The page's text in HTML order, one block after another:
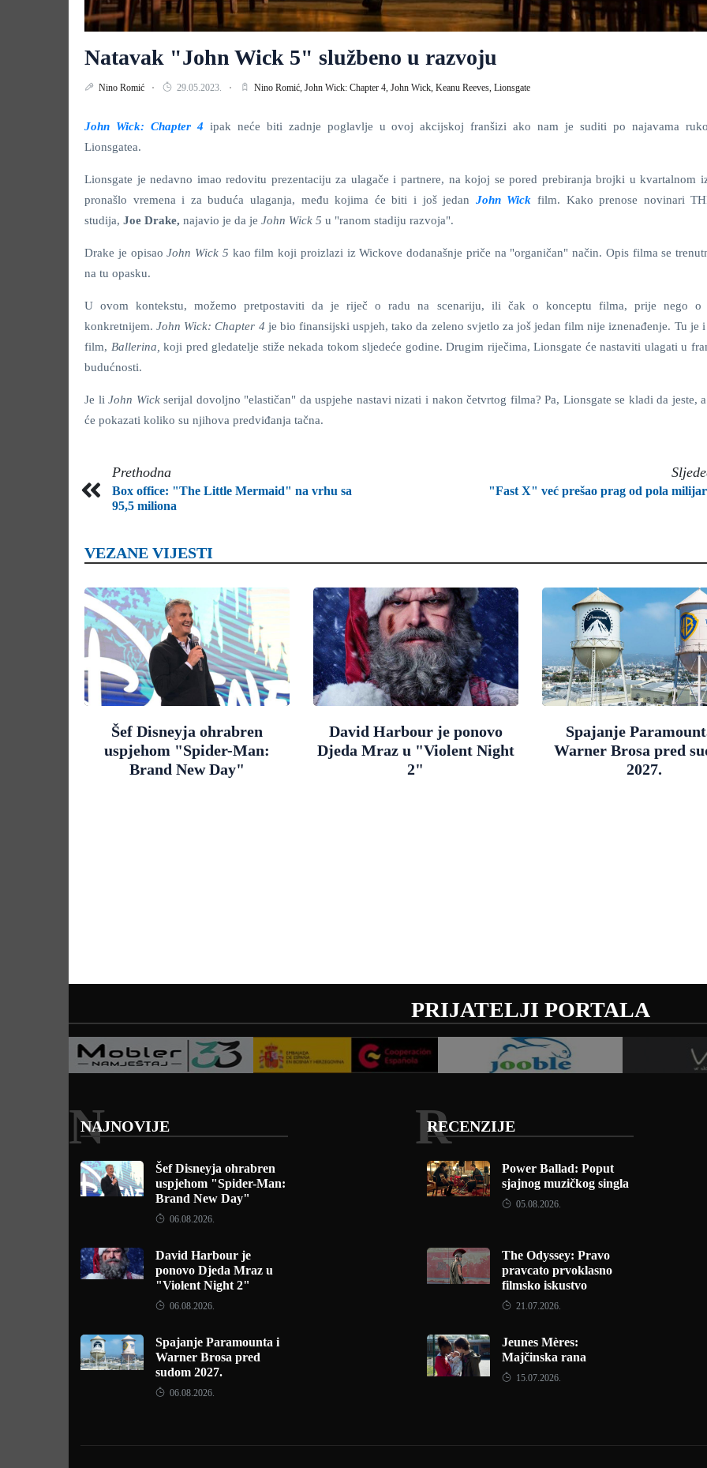
Natavak "John Wick 5" službeno u razvoju
Nino Romić 29.05.2023. Nino Romić, John Wick: Chapter 4, John Wick, Keanu Reeves, Lionsgate
John Wick: Chapter 4 ipak neće biti zadnje poglavlje u ovoj akcijskoj franšizi ako nam je suditi po najavama
Lionsgatea.
Lionsgate je nedavno imao redovitu prezentaciju za ulagače i partnere, na kojoj se pored prebiranja brojki u kvartalnom
pronašlo vremena i za buduća ulaganja, među kojima će biti i još jedan John Wick film. Kako prenose novinari
studija, Joe Drake, najavio je da je John Wick 5 u "ranom stadiju razvoja".
Drake je opisaoJohn Wick 5 kao film koji proizlazi iz Wickove dodanašnje priče na "organičan" način. Opis filma se
na tu opasku.
U ovom kontekstu, možemo pretpostaviti da je riječ o radu na scenariju, ili čak o konceptu filma, prije nego o
konkretnijem.John Wick: Chapter 4 je bio finansijski uspjeh, tako da zeleno svjetlo za još jedan film nije iznenađenje. Tu je
film, Ballerina,koji pred gledatelje stiže nekada tokom sljedeće godine. Drugim riječima, Lionsgate će nastaviti ulagati u
budućnosti.
Je liJohn Wickserijal dovoljno "elastičan" da uspjehe nastavi nizati i nakon četvrtog filma? Pa, Lionsgate se kladi da jeste,
će pokazati koliko su njihova predviđanja tačna.
Prethodna
Box office: "The Little Mermaid" na vrhu sa
95,5 miliona
"Fast X" već prešao prag od pola
VEZANE VIJESTI
Šef Disneyja ohrabren
uspjehom "Spider-Man:
Brand New Day"
David Harbour je ponovo
Djeda Mraz u "Violent Night
2"
Spajanje
Warner Brosa pred
2027.
PRIJATELJI PORTALA
NAJNOVIJE
N
Šef Disneyja ohrabren
uspjehom "Spider-Man:
Brand New Day"
06.08.2026.
David Harbour je
ponovo Djeda Mraz u
"Violent Night 2"
06.08.2026.
Spajanje Paramounta i
Warner Brosa pred
sudom 2027.
06.08.2026.
RECENZIJE
R
Power Ballad: Poput
sjajnog muzičkog singla
05.08.2026.
The Odyssey: Pravo
pravcato prvoklasno
filmsko iskustvo
21.07.2026.
Jeunes Mères:
Majčinska rana
15.07.2026.